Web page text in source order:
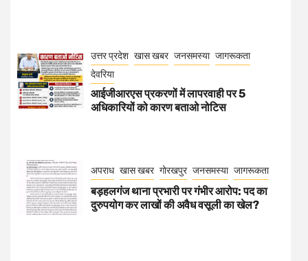
उत्तर प्रदेश खास खबर जनसमस्या जागरूकता
देवरिया
आईजीआरएस प्रकरणों में लापरवाही पर 5
अधिकारियों को कारण बताओ नोटिस
अपराध खास खबर गोरखपुर जनसमस्या जागरूकता
बड़हलगंज थाना प्रभारी पर गंभीर आरोप: पद का
दुरुपयोग कर लाखों की अवैध वसूली का खेल?